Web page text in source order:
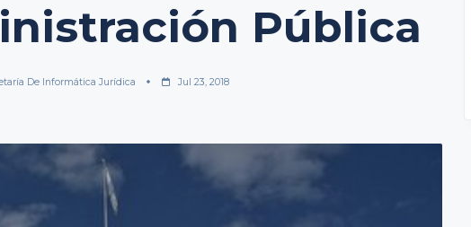
Pública
De Informática Jurídica Jul 23, 2018